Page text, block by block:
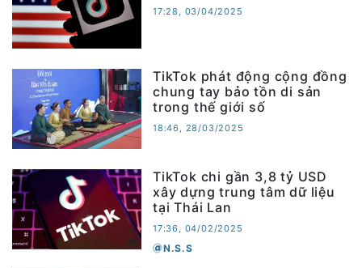
17:28, 03/04/2025
TikTok phát động cộng đồng
chung tay bảo tồn di sản
trong thế giới số
18:46, 28/03/2025
TikTok chi gần 3,8 tỷ USD
xây dựng trung tâm dữ liệu
tại Thái Lan
17:36, 04/02/2025
N.S.S